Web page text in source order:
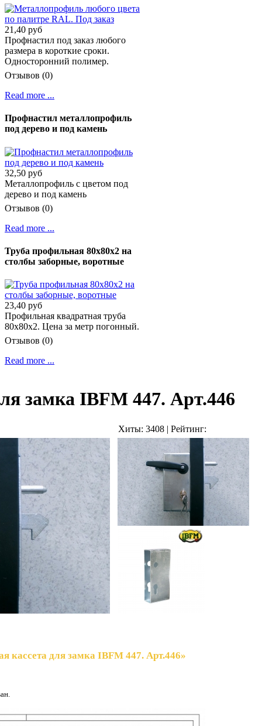
21,40 руб
Профнастил под заказ любого
размера в короткие сроки.
Односторонний полимер.
Отзывов (0)
Read more ...
Профнастил металлопрофиль
под дерево и под камень
32,50 руб
Металлопрофиль с цветом под
дерево и под камень
Отзывов (0)
Read more ...
Труба профильная 80х80х2 на
столбы заборные, воротные
23,40 руб
Профильная квадратная труба
80х80х2. Цена за метр погонный.
Отзывов (0)
Read more ...
замка IBFM 447. Арт.446
Хиты: 3408 | Рейтинг:
кассета для замка IBFM 447. Арт.446»